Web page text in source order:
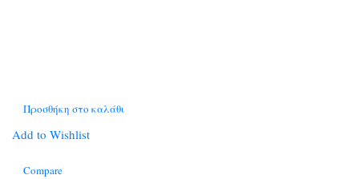
Προσθήκη στο καλάθι
Add to Wishlist
Compare